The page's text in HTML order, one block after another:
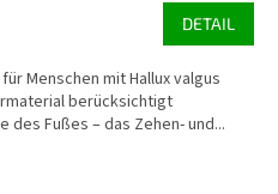
DETAIL
Menschen mit Hallux valgus
berücksichtigt
Fußes – das Zehen- und...